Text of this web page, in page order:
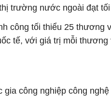
trường nước ngoài đạt
công tối thiểu 25 thương
tế, với giá trị mỗi
gia công nghiệp công